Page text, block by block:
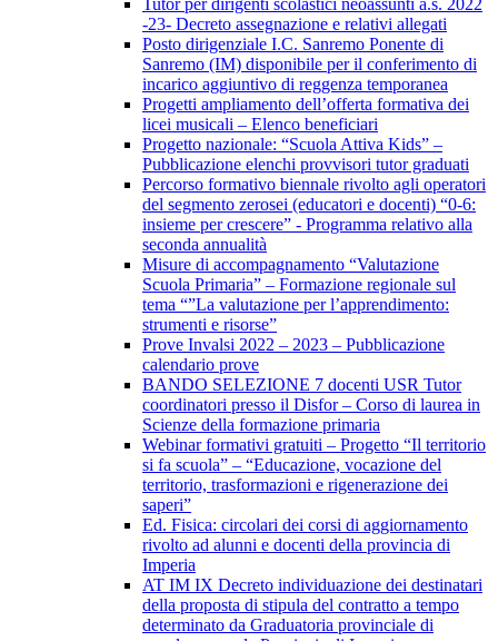
Tutor per dirigenti scolastici neoassunti a.s. 2022
-23- Decreto assegnazione e relativi allegati
Posto dirigenziale I.C. Sanremo Ponente di
Sanremo (IM) disponibile per il conferimento di
incarico aggiuntivo di reggenza temporanea
Progetti ampliamento dell’offerta formativa dei
licei musicali – Elenco beneficiari
Progetto nazionale: “Scuola Attiva Kids” –
Pubblicazione elenchi provvisori tutor graduati
Percorso formativo biennale rivolto agli operatori
del segmento zerosei (educatori e docenti) “0-6:
insieme per crescere” - Programma relativo alla
seconda annualità
Misure di accompagnamento “Valutazione
Scuola Primaria” – Formazione regionale sul
tema “”La valutazione per l’apprendimento:
strumenti e risorse”
Prove Invalsi 2022 – 2023 – Pubblicazione
calendario prove
BANDO SELEZIONE 7 docenti USR Tutor
coordinatori presso il Disfor – Corso di laurea in
Scienze della formazione primaria
Webinar formativi gratuiti – Progetto “Il territorio
si fa scuola” – “Educazione, vocazione del
territorio, trasformazioni e rigenerazione dei
saperi”
Ed. Fisica: circolari dei corsi di aggiornamento
rivolto ad alunni e docenti della provincia di
Imperia
AT IM IX Decreto individuazione dei destinatari
della proposta di stipula del contratto a tempo
determinato da Graduatoria provinciale di